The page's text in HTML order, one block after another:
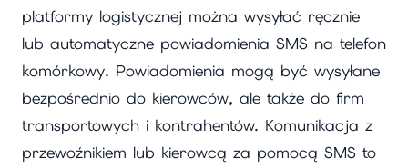
platformy logistycznej można wysyłać ręcznie
lub automatyczne powiadomienia SMS na telefon
komórkowy. Powiadomienia mogą być wysyłane
bezpośrednio do kierowców, ale także do firm
transportowych i kontrahentów. Komunikacja z
przewoźnikiem lub kierowcą za pomocą SMS to